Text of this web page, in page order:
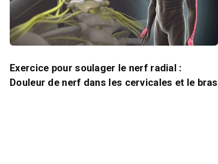
Exercice pour soulager le nerf radial :
Douleur de nerf dans les cervicales et le bras